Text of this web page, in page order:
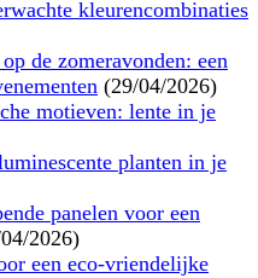
kleurencombinaties
de zomeravonden: een
(29/04/2026)
motieven: lente in je
planten in je
panelen voor een
2026)
een eco-vriendelijke